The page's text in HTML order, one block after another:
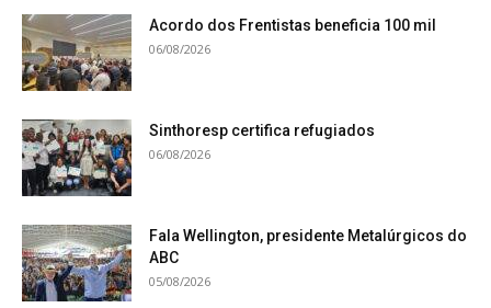
Acordo dos Frentistas beneficia 100 mil
06/08/2026
Sinthoresp certifica refugiados
06/08/2026
Fala Wellington, presidente Metalúrgicos do
ABC
05/08/2026